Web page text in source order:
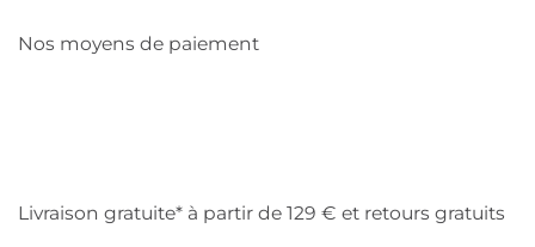
Nos moyens de paiement
Livraison gratuite* à partir de 129 € et retours gratuits